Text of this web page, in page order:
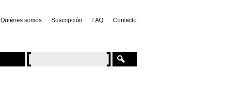
Quiénes somos Suscripción FAQ Contacto